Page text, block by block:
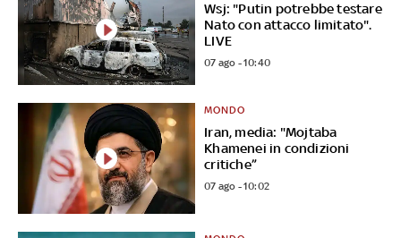
Wsj: "Putin potrebbe testare
Nato con attacco limitato".
LIVE
07 ago - 10:40
Iran, media: "Mojtaba
Khamenei in condizioni
critiche”
MONDO
07 ago - 10:02